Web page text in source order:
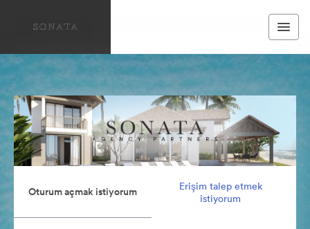
Oturum açmak istiyorum
Erişim talep etmek
istiyorum